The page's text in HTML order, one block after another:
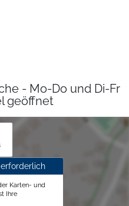
- Mo-Do und Di-Fr
geöffnet
Karten- und
Ihre